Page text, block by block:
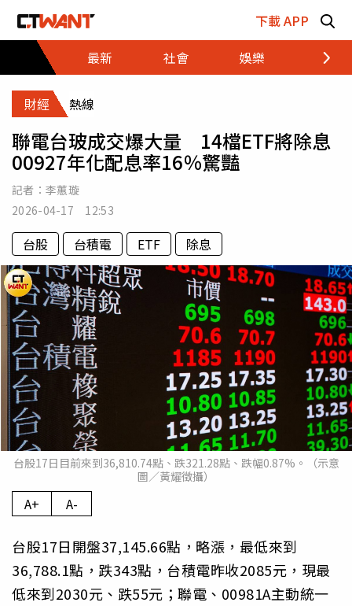
下載 APP
最新
社會 娛樂 財經
財經 熱線
聯電台玻成交爆大量 14檔ETF將除息
00927年化配息率16％驚豔
記者： 李蕙璇
2026-04-17 12:53
台股 台積電 ETF 除息
台股17日目前來到36,810.74點、跌321.28點、跌幅0.87%。（示意
圖／黃耀徵攝）
A+ A-
台股17日開盤37,145.66點，略漲，最低來到
36,788.1點，跌343點，台積電昨收2085元，現最
低來到2030元、跌55元；聯電、00981A主動統一